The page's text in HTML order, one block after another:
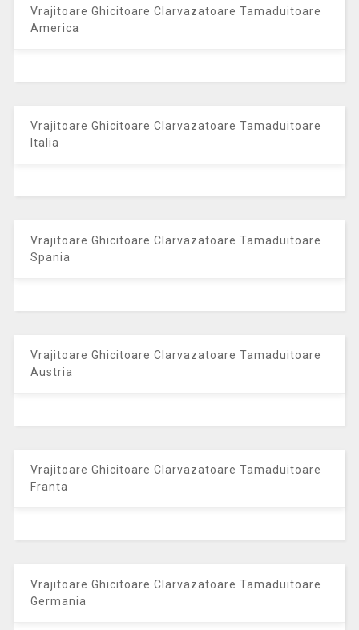
Vrajitoare Ghicitoare Clarvazatoare Tamaduitoare
America
Vrajitoare Ghicitoare Clarvazatoare Tamaduitoare
Italia
Vrajitoare Ghicitoare Clarvazatoare Tamaduitoare
Spania
Vrajitoare Ghicitoare Clarvazatoare Tamaduitoare
Austria
Vrajitoare Ghicitoare Clarvazatoare Tamaduitoare
Franta
Vrajitoare Ghicitoare Clarvazatoare Tamaduitoare
Germania